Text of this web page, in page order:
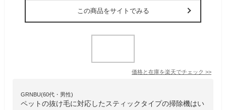
この商品をサイトでみる
価格と在庫を楽天でチェック >>
GRNBU(60代・男性)
ペットの抜け毛に対応したスティックタイプの掃除機はい